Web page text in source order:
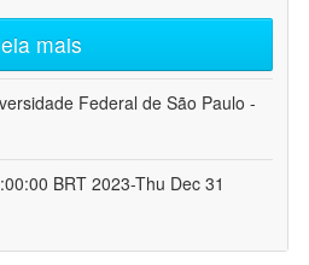
mais
Federal de São Paulo -
BRT 2023-Thu Dec 31